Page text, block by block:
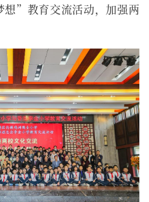
想”教育交流活动，加强两